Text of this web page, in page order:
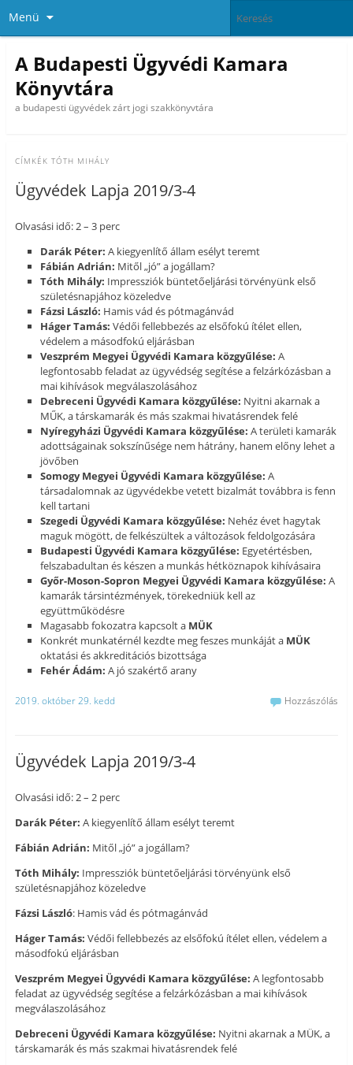
Menü
A Budapesti Ügyvédi Kamara
Könyvtára
a budapesti ügyvédek zárt jogi szakkönyvtára
CÍMKÉK TÓTH MIHÁLY
Ügyvédek Lapja 2019/3-4
Olvasási idő: 2 – 3 perc
Darák Péter: A kiegyenlítő állam esélyt teremt
Fábián Adrián: Mitől „jó” a jogállam?
Tóth Mihály: Impressziók büntetőeljárási törvényünk első
születésnapjához közeledve
Fázsi László: Hamis vád és pótmagánvád
Háger Tamás: Védői fellebbezés az elsőfokú ítélet ellen,
védelem a másodfokú eljárásban
Veszprém Megyei Ügyvédi Kamara közgyűlése: A
legfontosabb feladat az ügyvédség segítése a felzárkózásban a
mai kihívások megválaszolásához
Debreceni Ügyvédi Kamara közgyűlése: Nyitni akarnak a
MŰK, a társkamarák és más szakmai hivatásrendek felé
Nyíregyházi Ügyvédi Kamara közgyűlése: A területi kamarák
adottságainak sokszínűsége nem hátrány, hanem előny lehet a
jövőben
Somogy Megyei Ügyvédi Kamara közgyűlése: A
társadalomnak az ügyvédekbe vetett bizalmát továbbra is fenn
kell tartani
Szegedi Ügyvédi Kamara közgyűlése: Nehéz évet hagytak
maguk mögött, de felkészültek a változások feldolgozására
Budapesti Ügyvédi Kamara közgyűlése: Egyetértésben,
felszabadultan és készen a munkás hétköznapok kihívásaira
Győr-Moson-Sopron Megyei Ügyvédi Kamara közgyűlése: A
kamarák társintézmények, törekedniük kell az
együttműködésre
Magasabb fokozatra kapcsolt a MÜK
Konkrét munkatérnél kezdte meg feszes munkáját a MÜK
oktatási és akkreditációs bizottsága
Fehér Ádám: A jó szakértő arany
2019. október 29. kedd Hozzászólás
Ügyvédek Lapja 2019/3-4
Olvasási idő: 2 – 2 perc
Darák Péter: A kiegyenlítő állam esélyt teremt
Fábián Adrián: Mitől „jó” a jogállam?
Tóth Mihály: Impressziók büntetőeljárási törvényünk első
születésnapjához közeledve
Fázsi László: Hamis vád és pótmagánvád
Háger Tamás: Védői fellebbezés az elsőfokú ítélet ellen, védelem a
másodfokú eljárásban
Veszprém Megyei Ügyvédi Kamara közgyűlése: A legfontosabb
feladat az ügyvédség segítése a felzárkózásban a mai kihívások
megválaszolásához
Debreceni Ügyvédi Kamara közgyűlése: Nyitni akarnak a MÜK, a
társkamarák és más szakmai hivatásrendek felé